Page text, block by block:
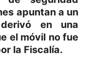
apuntan a un
en una
el móvil no fue
la Fiscalía.